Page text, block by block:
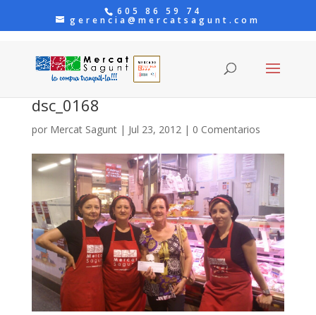
605 86 59 74
gerencia@mercatsagunt.com
dsc_0168
por Mercat Sagunt| Jul 23, 2012| 0 Comentarios